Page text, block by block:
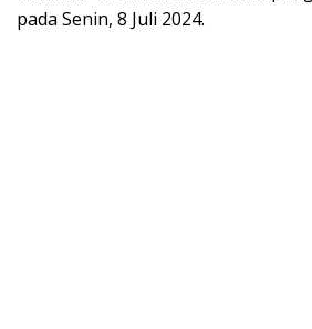
pada Senin, 8 Juli 2024.